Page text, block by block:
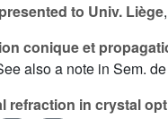
to Univ. Liège
conique et
also a note in Sem.
refraction in crystal